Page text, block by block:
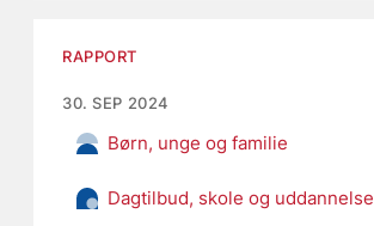
RAPPORT
30. SEP 2024
Børn, unge og familie
Dagtilbud, skole og uddannelse